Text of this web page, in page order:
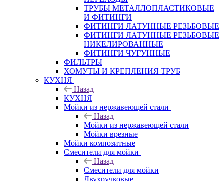
ТРУБЫ МЕТАЛЛОПЛАСТИКОВЫЕ
И ФИТИНГИ
ФИТИНГИ ЛАТУННЫЕ РЕЗЬБОВЫЕ
ФИТИНГИ ЛАТУННЫЕ РЕЗЬБОВЫЕ
НИКЕЛИРОВАННЫЕ
ФИТИНГИ ЧУГУННЫЕ
ФИЛЬТРЫ
ХОМУТЫ И КРЕПЛЕНИЯ ТРУБ
КУХНЯ
Назад
КУХНЯ
Мойки из нержавеющей стали
Назад
Мойки из нержавеющей стали
Мойки врезные
Мойки композитные
Смесители для мойки
Назад
Смесители для мойки
Двухручковые